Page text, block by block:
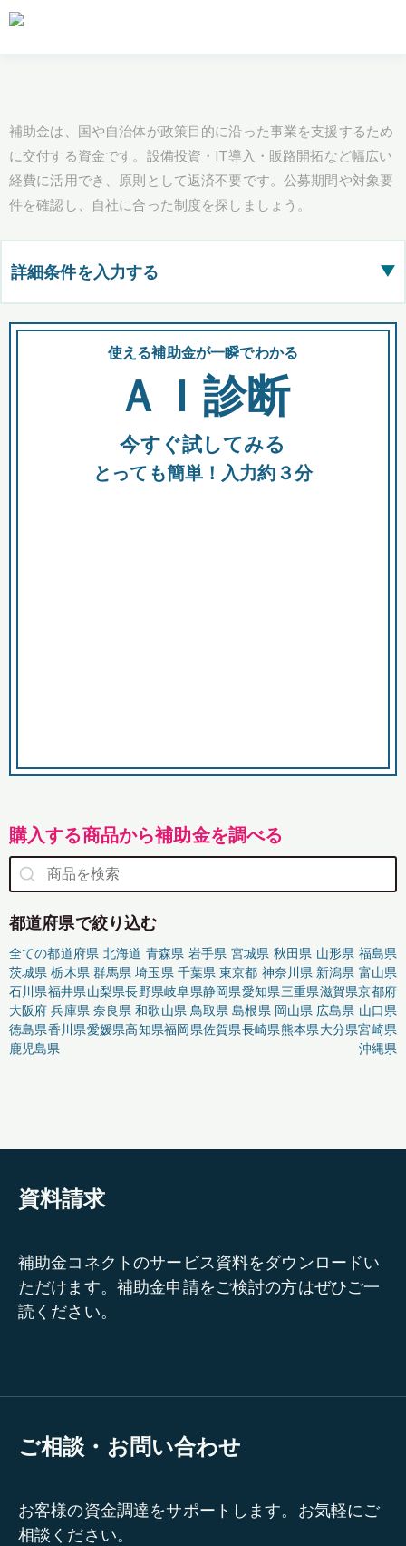
補助金は、国や自治体が政策目的に沿った事業を支援するため
に交付する資金です。設備投資・IT導入・販路開拓など幅広い
経費に活用でき、原則として返済不要です。公募期間や対象要
件を確認し、自社に合った制度を探しましょう。
詳細条件を入力する ▶
都道府県
全国の検索結果を含めて表示
助成金 融資 出資
使える補助金が一瞬でわかる
ＡＩ診断
今すぐ試してみる
とっても簡単！入力約３分
購入する商品から補助金を調べる
都道府県で絞り込む
全ての都道府県 北海道 青森県 岩手県 宮城県 秋田県 山形県 福島県
茨城県 栃木県 群馬県 埼玉県 千葉県 東京都 神奈川県 新潟県 富山県
石川県福井県山梨県長野県岐阜県静岡県愛知県三重県滋賀県京都府
大阪府 兵庫県 奈良県 和歌山県 鳥取県 島根県 岡山県 広島県 山口県
徳島県香川県愛媛県高知県福岡県佐賀県長崎県熊本県大分県宮崎県
鹿児島県
沖縄県
資料請求
補助金コネクトのサービス資料をダウンロードい
ただけます。補助金申請をご検討の方はぜひご一
読ください。
ご相談・お問い合わせ
お客様の資金調達をサポートします。お気軽にご
相談ください。